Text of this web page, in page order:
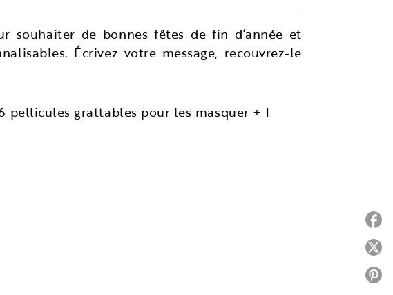
souhaiter de bonnes fêtes de fin d’année et
Écrivez votre message, recouvrez-le
pellicules grattables pour les masquer + 1